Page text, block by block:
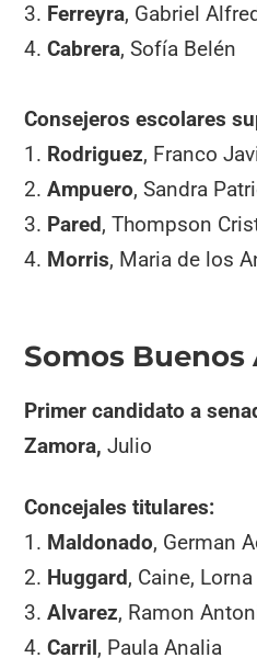
3. Ferreyra, Gabriel
4.Cabrera, Sofía Belén
Consejeros escolares
1. Rodriguez, Franco
2.Ampuero, Sandra
3. Pared, Thompson
4. Morris, Maria de los
Somos Buenos
Primer candidato a
Zamora,Julio
Concejales titulares:
1. Maldonado, German
2. Huggard, Caine,
3.Alvarez, Ramon
4.Carril, Paula Analia